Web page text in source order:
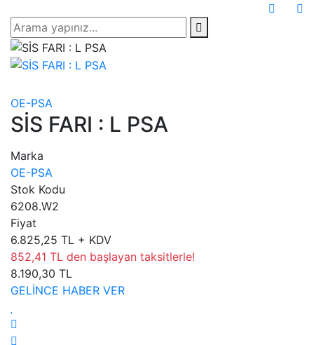
OE-PSA
SİS FARI : L PSA
Marka
OE-PSA
Stok Kodu
6208.W2
Fiyat
6.825,25 TL + KDV
852,41 TL den başlayan taksitlerle!
8.190,30 TL
GELİNCE HABER VER